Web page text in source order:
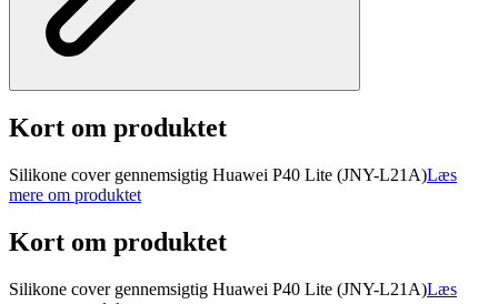
Kort om produktet
Silikone cover gennemsigtig Huawei P40 Lite (JNY-L21A)Læs
mere om produktet
Kort om produktet
Silikone cover gennemsigtig Huawei P40 Lite (JNY-L21A)Læs